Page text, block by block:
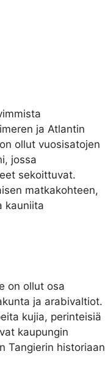
ja Atlantin
ollut vuosisatojen
jossa
sekoittuvat.
matkakohteen,
kauniita
on ollut osa
ja arabivaltiot.
kujia, perinteisiä
kaupungin
Tangierin historiaan